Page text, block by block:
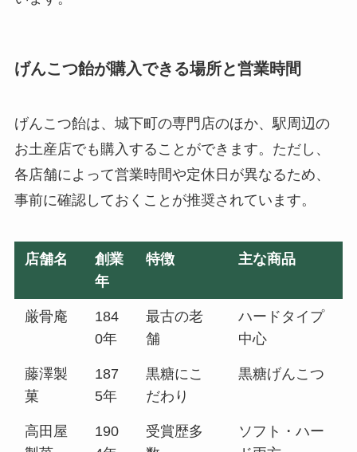
げんこつ飴が購入できる場所と営業時間
げんこつ飴は、城下町の専門店のほか、駅周辺の
お土産店でも購入することができます。ただし、
各店舗によって営業時間や定休日が異なるため、
事前に確認しておくことが推奨されています。
店舗名
創業
年
特徴 主な商品
厳骨庵
184
0年
最古の老
舗
ハードタイプ
中心
藤澤製
菓
187
5年
黒糖にこ
だわり
黒糖げんこつ
高田屋
190
受賞歴多
ソフト・ハー